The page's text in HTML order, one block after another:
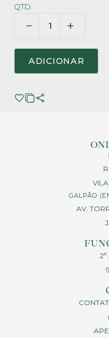
QTD.
ADICIONAR
GALPÃO
AV.
2ª